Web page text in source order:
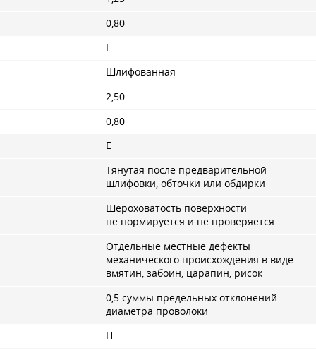
0,80
Г
Шлифованная
2,50
0,80
Е
Тянутая после предварительной
шлифовки, обточки или обдирки
Шероховатость поверхности
не нормируется и не проверяется
Отдельные местные дефекты
механического происхождения в виде
вмятин, забоин, царапин, рисок
0,5 суммы предельных отклонений
диаметра проволоки
Н